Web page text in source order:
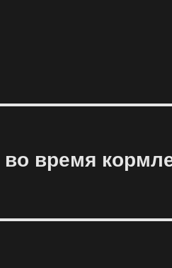
время